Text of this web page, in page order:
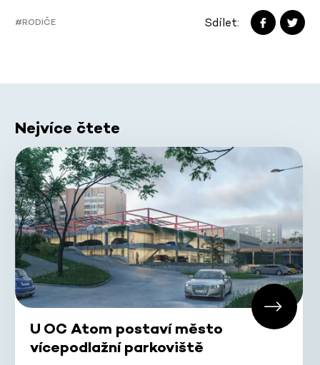
#RODIČE Sdílet:
Nejvíce čtete
U OC Atom postaví město
vícepodlažní parkoviště